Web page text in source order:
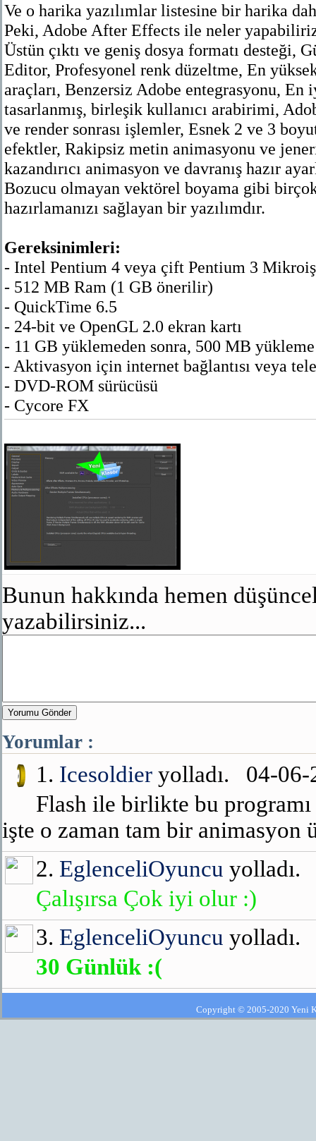
Ve o harika yazılımlar listesine bir harika
Peki, Adobe After Effects ile neler
Üstün çıktı ve geniş dosya formatı desteği,
Editor, Profesyonel renk düzeltme, En
araçları, Benzersiz Adobe entegrasyonu, En
tasarlanmış, birleşik kullanıcı arabirimi,
ve render sonrası işlemler, Esnek 2 ve 3
efektler, Rakipsiz metin animasyonu ve
kazandırıcı animasyon ve davranış hazır
Bozucu olmayan vektörel boyama gibi
hazırlamanızı sağlayan bir yazılımdır.
Gereksinimleri:
- Intel Pentium 4 veya çift Pentium 3
- 512 MB Ram (1 GB önerilir)
- QuickTime 6.5
- 24-bit ve OpenGL 2.0 ekran kartı
- 11 GB yüklemeden sonra, 500 MB
- Aktivasyon için internet bağlantısı veya
- DVD-ROM sürücüsü
- Cycore FX
Bunun hakkında hemen
yazabilirsiniz...
Yorumu Gönder
Yorumlar :
1. Icesoldier yolladı. 04-
Flash ile birlikte bu
işte o zaman tam bir
2. EglenceliOyuncu yolladı.
Çalışırsa Çok iyi olur :)
3. EglenceliOyuncu yolladı.
30 Günlük :(
Copyright © 2005-2020 Yeni